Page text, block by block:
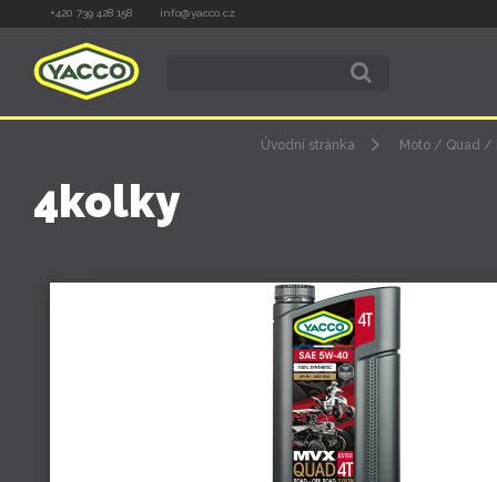
+420 739 428 158 info@yacco.cz
4kolky
Úvodní stránka Moto / Quad /